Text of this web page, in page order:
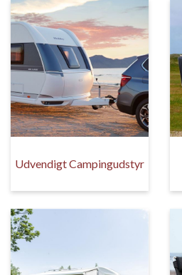
Udvendigt Campingudstyr